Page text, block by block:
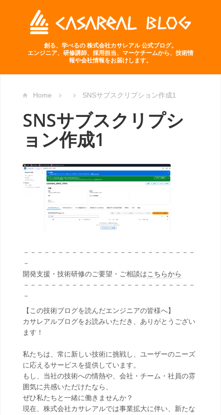
創る、学べるの 株式会社カサレアル 公式ブログ。
エンジニア、研修講師、採用担当、マーケチームから、技術情
報や会社情報をお届けします。
Home SNSサブスクリプション作成1
SNSサブスクリプシ
ョン作成1
－－－－－－－－－－－－－－－－－－－－－－－－－
－
開発支援・技術研修のご要望・ご相談はこちらから
－－－－－－－－－－－－－－－－－－－－－－－－－
－
【この技術ブログを読んだエンジニアの皆様へ】
カサレアルブログをお読みいただき、ありがとうござい
ます！
私たちは、常に新しい技術に挑戦し、ユーザーのニーズ
に応えるサービスを提供しています。
もし、当社の技術への情熱や、会社・チーム・社員の雰
囲気に共感いただけたなら、
ぜひ私たちと一緒に働きませんか？
現在、株式会社カサレアルでは事業拡大に伴い、新たな